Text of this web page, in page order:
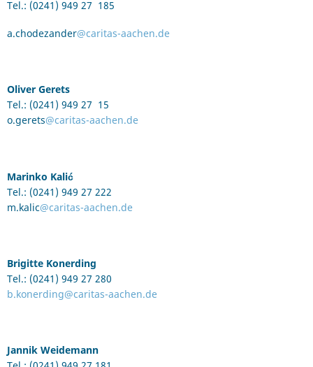
Tel.: (0241) 949 27 185
a.chodezander@caritas-aachen.de
Oliver Gerets
Tel.: (0241) 949 27 15
o.gerets@caritas-aachen.de
Marinko Kalić
Tel.: (0241) 949 27 222
m.kalic@caritas-aachen.de
Brigitte Konerding
Tel.: (0241) 949 27 280
b.konerding@caritas-aachen.de
Jannik Weidemann